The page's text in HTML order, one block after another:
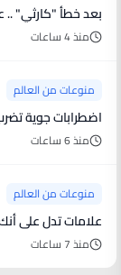
بعد خطأ "كارثي" .. عقوبة صارمة لجراح مصري في بريطانيا
منذ 4 ساعات
منوعات من العالم
اضطرابات جوية
منذ 6 ساعات
منوعات من العالم
علامات تدل على
منذ 7 ساعات